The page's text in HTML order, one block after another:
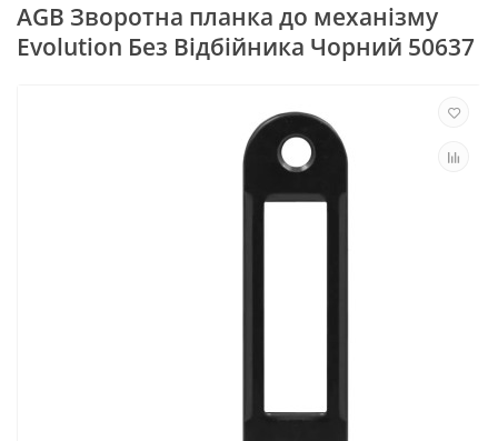
AGB Зворотна планка до механізму
Evolution Без Відбійника Чорний 50637